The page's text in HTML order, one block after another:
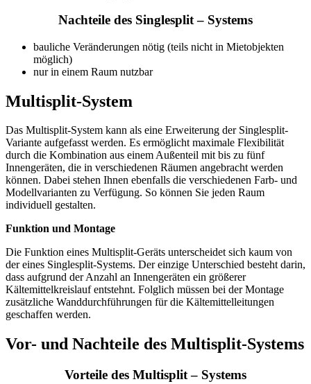
Nachteile des Singlesplit – Systems
bauliche Veränderungen nötig (teils nicht in Mietobjekten
möglich)
nur in einem Raum nutzbar
Multisplit-System
Das Multisplit-System kann als eine Erweiterung der Singlesplit-
Variante aufgefasst werden. Es ermöglicht maximale Flexibilität
durch die Kombination aus einem Außenteil mit bis zu fünf
Innengeräten, die in verschiedenen Räumen angebracht werden
können. Dabei stehen Ihnen ebenfalls die verschiedenen Farb- und
Modellvarianten zu Verfügung. So können Sie jeden Raum
individuell gestalten.
Funktion und Montage
Die Funktion eines Multisplit-Geräts unterscheidet sich kaum von
der eines Singlesplit-Systems. Der einzige Unterschied besteht darin,
dass aufgrund der Anzahl an Innengeräten ein größerer
Kältemittelkreislauf entstehnt. Folglich müssen bei der Montage
zusätzliche Wanddurchführungen für die Kältemittelleitungen
geschaffen werden.
Vor- und Nachteile des Multisplit-Systems
Vorteile des Multisplit – Systems